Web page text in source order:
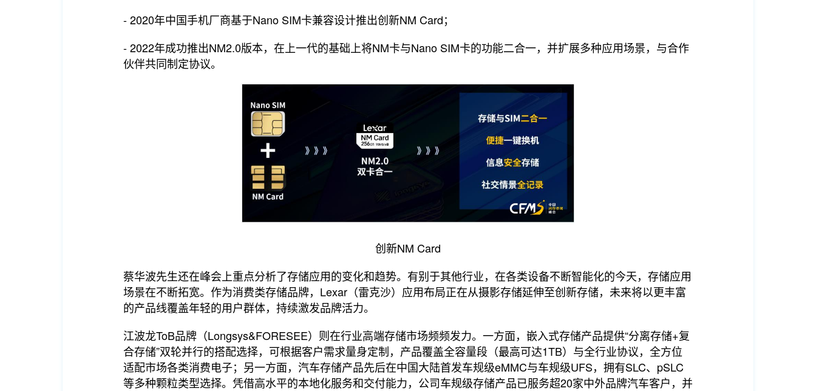
- 2020年中国手机厂商基于Nano SIM卡兼容设计推出创新NM Card；
- 2022年成功推出NM2.0版本，在上一代的基础上将NM卡与Nano SIM卡的功能二合一，并扩展多种应用场景，与合作
伙伴共同制定协议。
创新NM Card
蔡华波先生还在峰会上重点分析了存储应用的变化和趋势。有别于其他行业，在各类设备不断智能化的今天，存储应用
场景在不断拓宽。作为消费类存储品牌，Lexar（雷克沙）应用布局正在从摄影存储延伸至创新存储，未来将以更丰富
的产品线覆盖年轻的用户群体，持续激发品牌活力。
江波龙ToB品牌（Longsys&FORESEE）则在行业高端存储市场频频发力。一方面，嵌入式存储产品提供“分离存储+复
合存储”双轮并行的搭配选择，可根据客户需求量身定制，产品覆盖全容量段（最高可达1TB）与全行业协议，全方位
适配市场各类消费电子；另一方面，汽车存储产品先后在中国大陆首发车规级eMMC与车规级UFS，拥有SLC、pSLC
等多种颗粒类型选择。凭借高水平的本地化服务和交付能力，公司车规级存储产品已服务超20家中外品牌汽车客户，并